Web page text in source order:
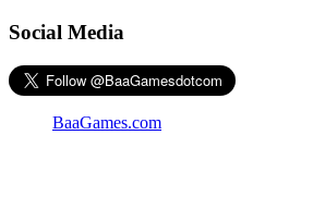
Social Media
BaaGames.com